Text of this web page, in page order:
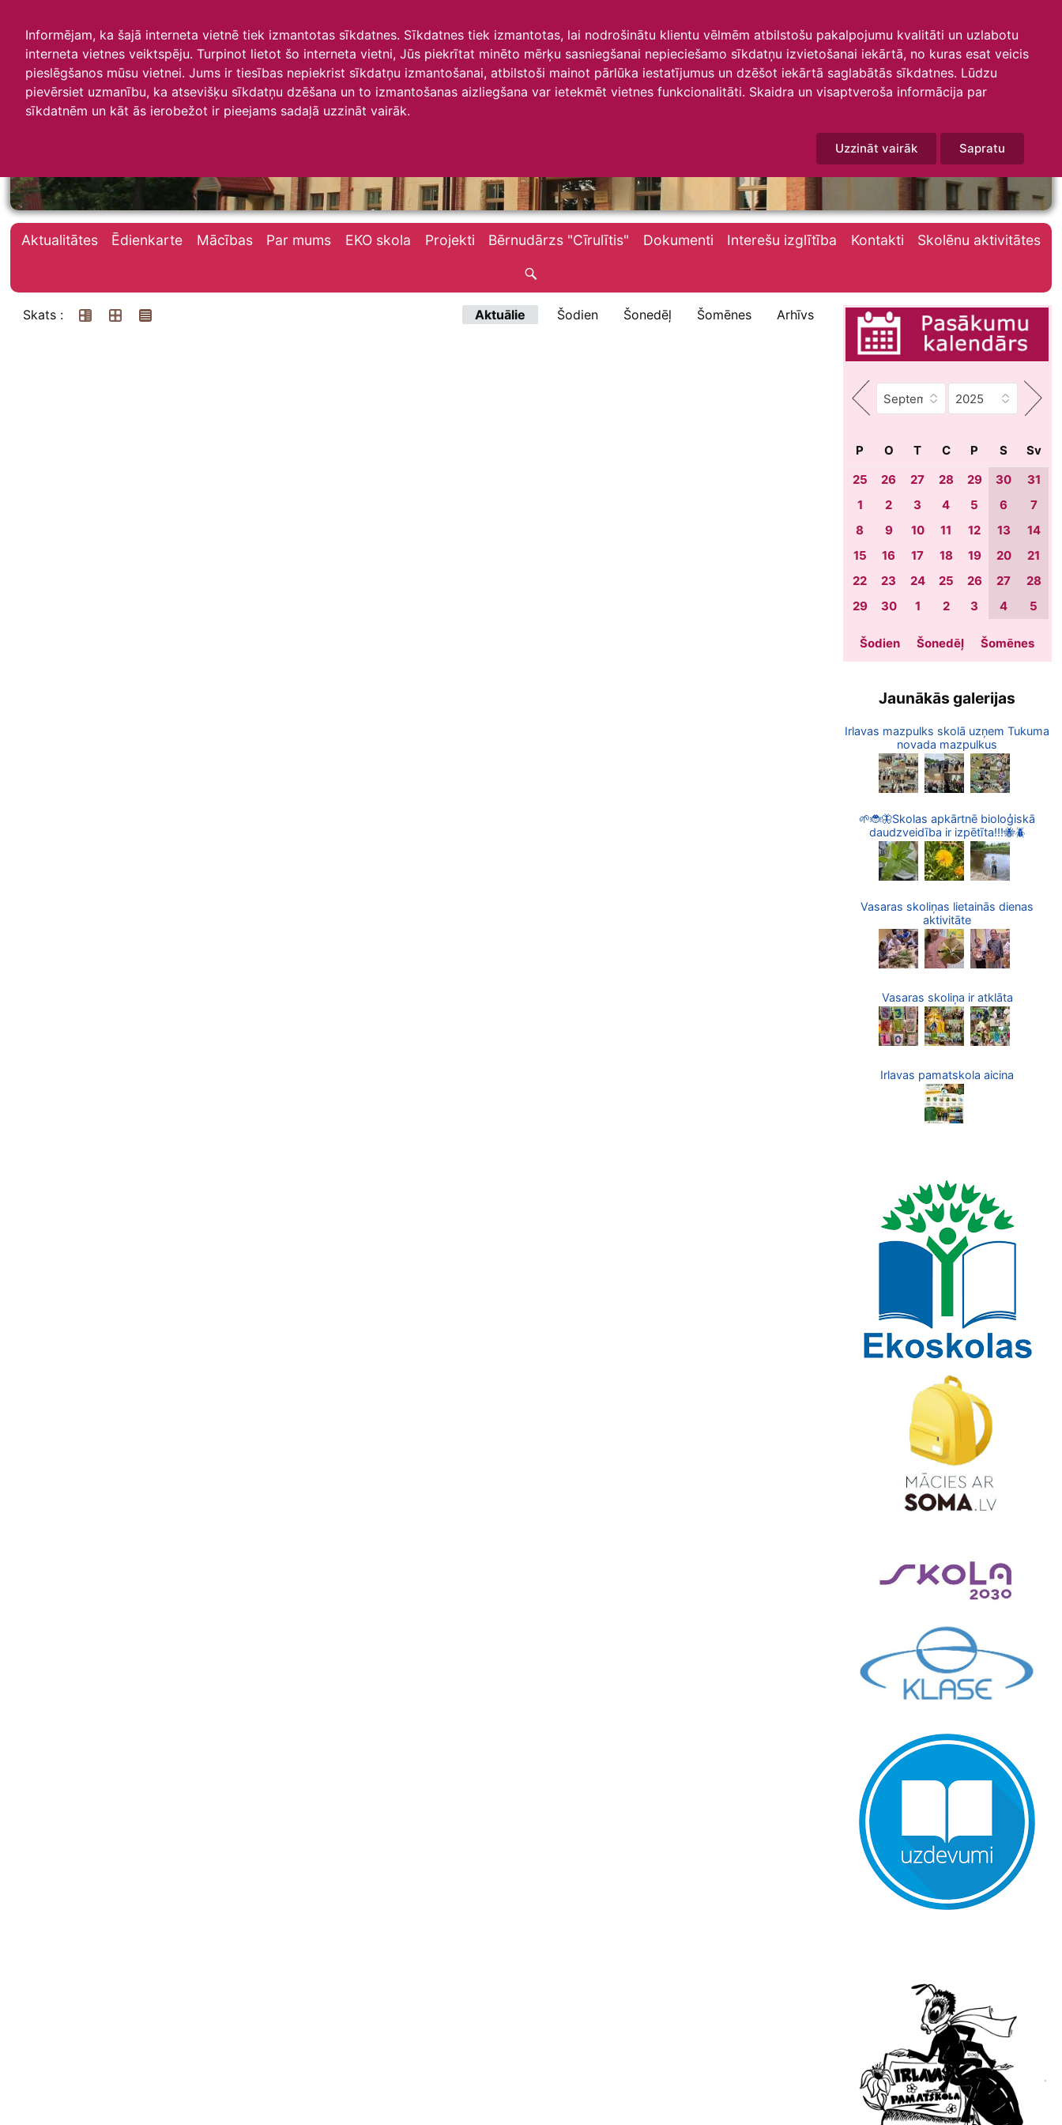
Informējam, ka šajā interneta vietnē tiek izmantotas sīkdatnes. Sīkdatnes tiek izmantotas, lai nodrošinātu klientu vēlmēm atbilstošu pakalpojumu kvalitāti un uzlabotu
interneta vietnes veiktspēju. Turpinot lietot šo interneta vietni, Jūs piekrītat minēto mērķu sasniegšanai nepieciešamo sīkdatņu izvietošanai iekārtā, no kuras esat veicis
pieslēgšanos mūsu vietnei. Jums ir tiesības nepiekrist sīkdatņu izmantošanai, atbilstoši mainot pārlūka iestatījumus un dzēšot iekārtā saglabātās sīkdatnes. Lūdzu
pievērsiet uzmanību, ka atsevišķu sīkdatņu dzēšana un to izmantošanas aizliegšana var ietekmēt vietnes funkcionalitāti. Skaidra un visaptveroša informācija par
sīkdatnēm un kāt ās ierobežot ir pieejams sadaļā uzzināt vairāk.
Uzzināt vairāk Sapratu
Irlavas skola
Aktualitātes Ēdienkarte Mācības Par mums EKO skola Projekti Bērnudārzs "Cīrulītis" Dokumenti Interešu izglītība Kontakti Skolēnu aktivitātes
Skats : Aktuālie Šodien Šonedēļ Šomēnes Arhīvs
P O T C P S
Sv
25
26 27 28 29 30
31
1
2 3 4 5 6
7
8
9 10 11 12 13
14
15
16 17 18 19 20
21
22
23 24 25 26 27
28
29
30 1 2 3 4 5
Šodien Šonedēļ Šomēnes
Jaunākās galerijas
Irlavas mazpulks skolā uzņem Tukuma
novada mazpulkus
🌱🐞🦋Skolas apkārtnē bioloģiskā
daudzveidība ir izpētīta!!!🐝🪲
Vasaras skoliņas lietainās dienas
aktivitāte
Vasaras skoliņa ir atklāta
Irlavas pamatskola aicina